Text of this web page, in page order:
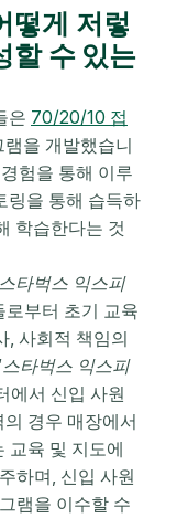
떻게 저렇
할 수 있는
은 70/20/10 접
을 개발했습니
험을 통해 이루
링을 통해 습득하
학습한다는 것
타벅스 익스피
부터 초기 교육
, 사회적 책임의
'스타벅스 익스피
에서 신입 사원
경우 매장에서
교육 및 지도에
하며, 신입 사원
램을 이수할 수